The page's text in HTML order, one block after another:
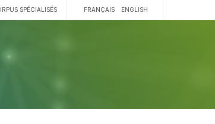
SPÉCIALISÉS FRANÇAIS ENGLISH